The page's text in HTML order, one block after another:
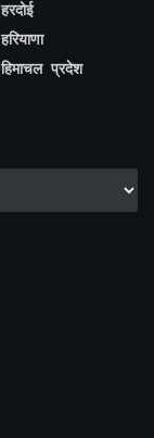
हरदोई
हरियाणा
हिमाचल प्रदेश